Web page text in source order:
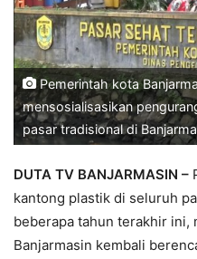
Pemerintah kota
mensosialisasikan
pasar tradisional di
DUTA TV BANJARMASIN –
kantong plastik di seluruh
beberapa tahun terakhir ini,
Banjarmasin kembali